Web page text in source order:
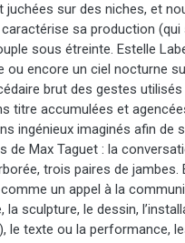
sur des niches, et
sa production
sous étreinte. Estelle
ou encore un ciel nocturne
brut des gestes
titre accumulées et
ingénieux imaginés afin de
de Max Taguet : la
trois paires de
un appel à la
sculpture, le dessin,
texte ou la performance,